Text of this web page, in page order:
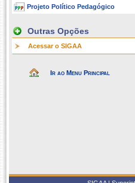
Projeto Político Pedagógico
Outras Opções
Acessar o SIGAA
Ir ao Menu Principal